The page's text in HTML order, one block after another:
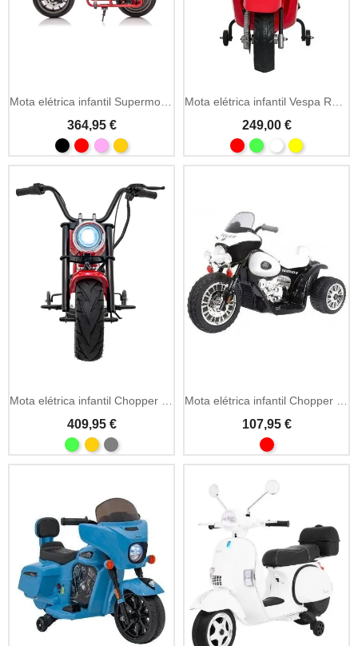
Mota elétrica infantil Supermoto 24V MP3 e LED
364,95 €
Add To Cart
Mota elétrica infantil Vespa Roma 12V MP3 e LED
249,00 €
Mota elétrica infantil Chopper Warrior 36V MP3 e LED
409,95 €
Mota elétrica infantil Chopper 6V LED
107,95 €